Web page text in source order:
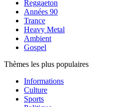
Reggaeton
Années 90
Trance
Heavy Metal
Ambient
Gospel
Thèmes les plus populaires
Informations
Culture
Sports